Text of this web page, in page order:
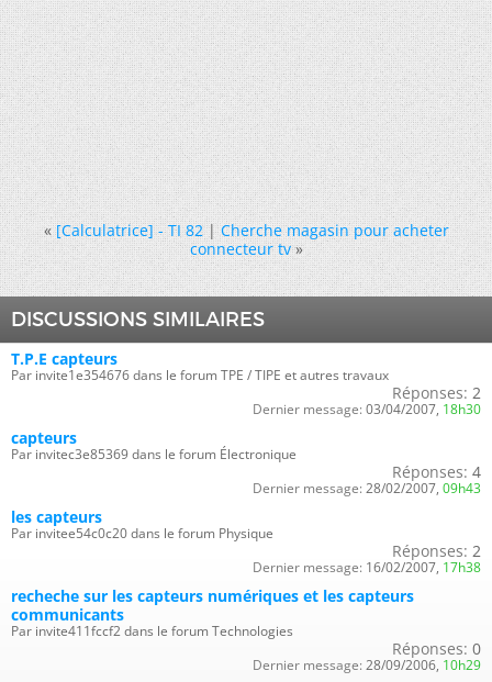
« [Calculatrice] - TI 82|Cherche magasin pour acheter
connecteur tv »
DISCUSSIONS SIMILAIRES
T.P.E capteurs
Par invite1e354676 dans le forum TPE / TIPE et autres travaux
Réponses: 2
Dernier message: 03/04/2007, 18h30
capteurs
Par invitec3e85369 dans le forum Électronique
Réponses: 4
Dernier message: 28/02/2007, 09h43
les capteurs
Par invitee54c0c20 dans le forum Physique
Réponses: 2
Dernier message: 16/02/2007, 17h38
recheche sur les capteurs numériques et les capteurs
communicants
Par invite411fccf2 dans le forum Technologies
Réponses: 0
Dernier message: 28/09/2006, 10h29